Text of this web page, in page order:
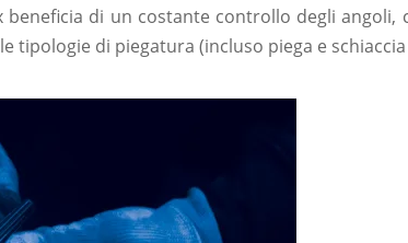
beneficia di un costante controllo degli
tipologie di piegatura (incluso piega e